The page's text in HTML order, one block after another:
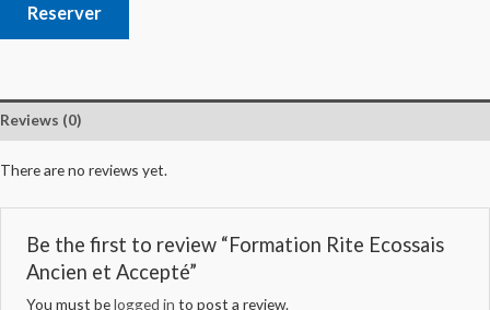
Reserver
Reviews (0)
There are no reviews yet.
Be the first to review “Formation Rite Ecossais
Ancien et Accepté”
You must belogged in to post a review.